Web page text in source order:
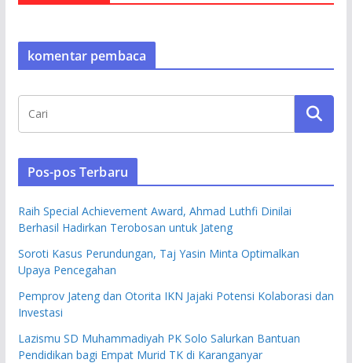
komentar pembaca
Pos-pos Terbaru
Raih Special Achievement Award, Ahmad Luthfi Dinilai
Berhasil Hadirkan Terobosan untuk Jateng
Soroti Kasus Perundungan, Taj Yasin Minta Optimalkan
Upaya Pencegahan
Pemprov Jateng dan Otorita IKN Jajaki Potensi Kolaborasi dan
Investasi
Lazismu SD Muhammadiyah PK Solo Salurkan Bantuan
Pendidikan bagi Empat Murid TK di Karanganyar